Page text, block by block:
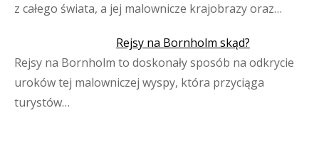
z całego świata, a jej malownicze krajobrazy oraz…
Rejsy na Bornholm skąd?
Rejsy na Bornholm to doskonały sposób na odkrycie
uroków tej malowniczej wyspy, która przyciąga
turystów…